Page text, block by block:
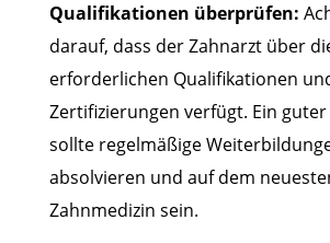
Qualifikationen überprüfen:
darauf, dass der Zahnarzt über
erforderlichen Qualifikationen
Zertifizierungen verfügt. Ein
sollte regelmäßige
absolvieren und auf dem
Zahnmedizin sein.